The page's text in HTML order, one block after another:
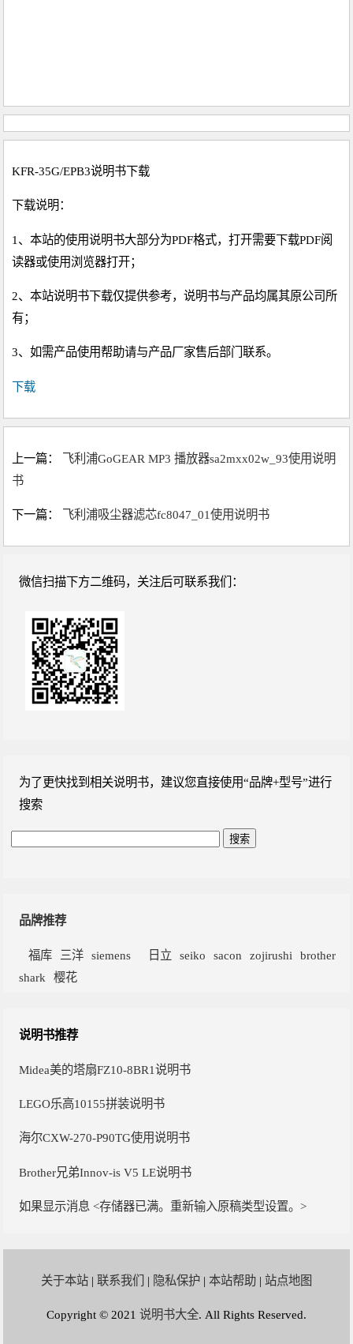
KFR-35G/EPB3说明书下载
下载说明：
1、本站的使用说明书大部分为PDF格式，打开需要下载PDF阅
读器或使用浏览器打开；
2、本站说明书下载仅提供参考，说明书与产品均属其原公司所
有；
3、如需产品使用帮助请与产品厂家售后部门联系。
下载
上一篇： 飞利浦GoGEAR MP3 播放器sa2mxx02w_93使用说明
书
下一篇： 飞利浦吸尘器滤芯fc8047_01使用说明书
微信扫描下方二维码，关注后可联系我们：
为了更快找到相关说明书，建议您直接使用“品牌+型号”进行
搜索
品牌推荐
福库 三洋 siemens 日立 seiko sacon zojirushi
brother
shark
樱花
说明书推荐
Midea美的塔扇FZ10-8BR1说明书
LEGO乐高10155拼装说明书
海尔CXW-270-P90TG使用说明书
Brother兄弟Innov-is V5 LE说明书
如果显示消息 <存储器已满。重新输入原稿类型设置。>
关于本站 | 联系我们 | 隐私保护 | 本站帮助 | 站点地图
Copyright © 2021 说明书大全. All Rights Reserved.